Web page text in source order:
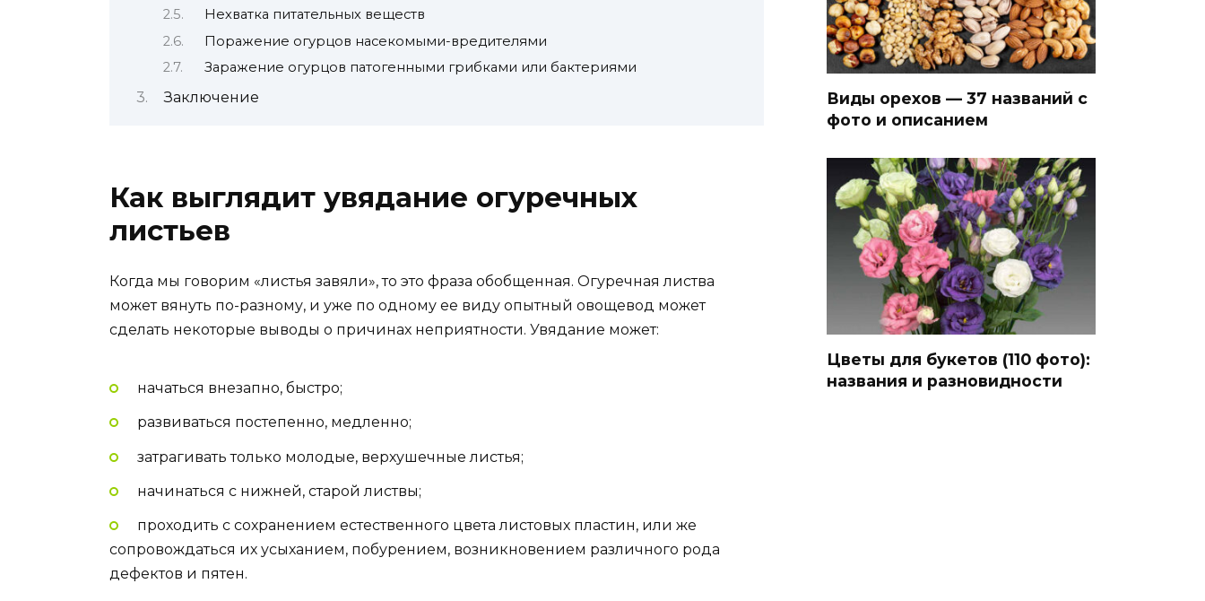
Нехватка питательных веществ
Поражение огурцов насекомыми-вредителями
Заражение огурцов патогенными грибками или бактериями
Заключение
Как выглядит увядание огуречных
листьев
Когда мы говорим «листья завяли», то это фраза обобщенная. Огуречная листва
может вянуть по-разному, и уже по одному ее виду опытный овощевод может
сделать некоторые выводы о причинах неприятности. Увядание может:
начаться внезапно, быстро;
развиваться постепенно, медленно;
затрагивать только молодые, верхушечные листья;
начинаться с нижней, старой листвы;
проходить с сохранением естественного цвета листовых пластин, или же
сопровождаться их усыханием, побурением, возникновением различного рода
дефектов и пятен.
Виды орехов — 37 названий с
фото и описанием
Цветы для букетов (110 фото):
названия и разновидности